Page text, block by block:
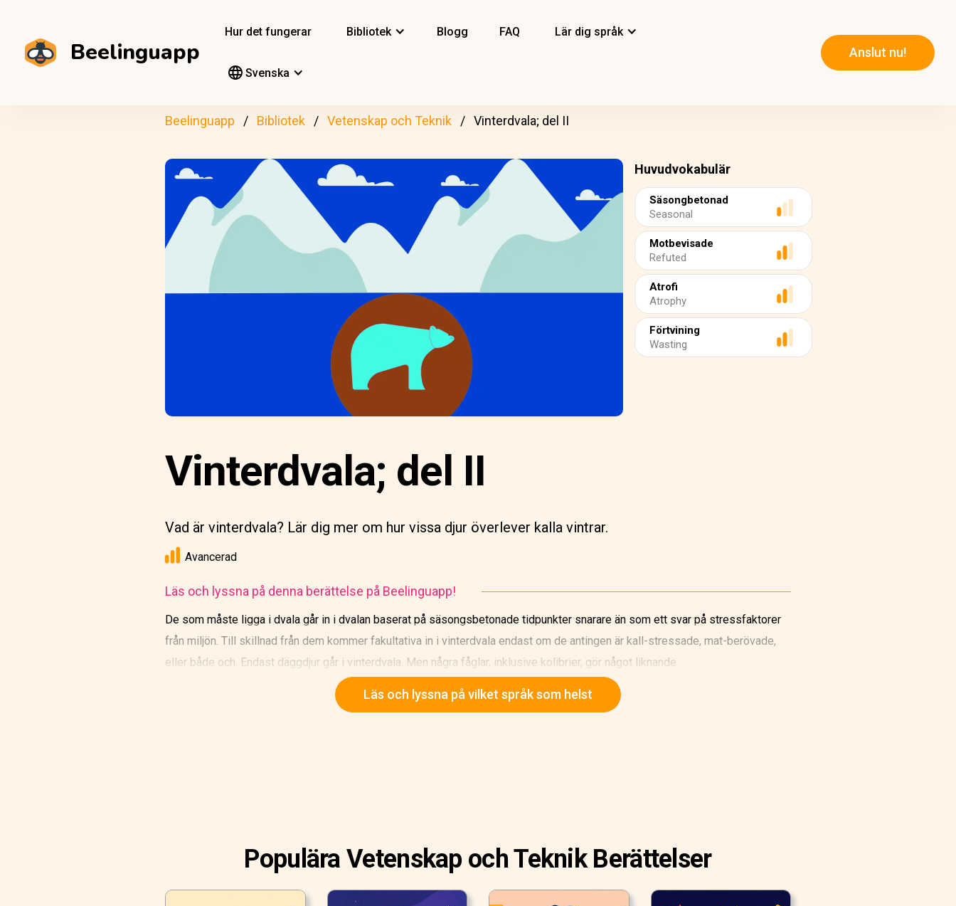
Beelinguapp
Hur det fungerar Bibliotek Blogg FAQ Lär dig språk
Svenska
Anslut nu!
Beelinguapp Bibliotek Vetenskap och Teknik Vinterdvala; del II
Huvudvokabulär
Säsongbetonad
Seasonal
Motbevisade
Refuted
Atrofi
Atrophy
Förtvining
Wasting
Vinterdvala; del II
Vad är vinterdvala? Lär dig mer om hur vissa djur överlever kalla vintrar.
Avancerad
Läs och lyssna på denna berättelse på Beelinguapp!
De som måste ligga i dvala går in i dvalan baserat på säsongsbetonade tidpunkter snarare än som ett svar på stressfaktorer
från miljön. Till skillnad från dem kommer fakultativa in i vinterdvala endast om de antingen är kall-stressade, mat-berövade,
eller både och. Endast däggdjur går i vinterdvala. Men några fåglar, inklusive kolibrier, gör något liknande.
Läs och lyssna på vilket språk som helst
Populära Vetenskap och Teknik Berättelser